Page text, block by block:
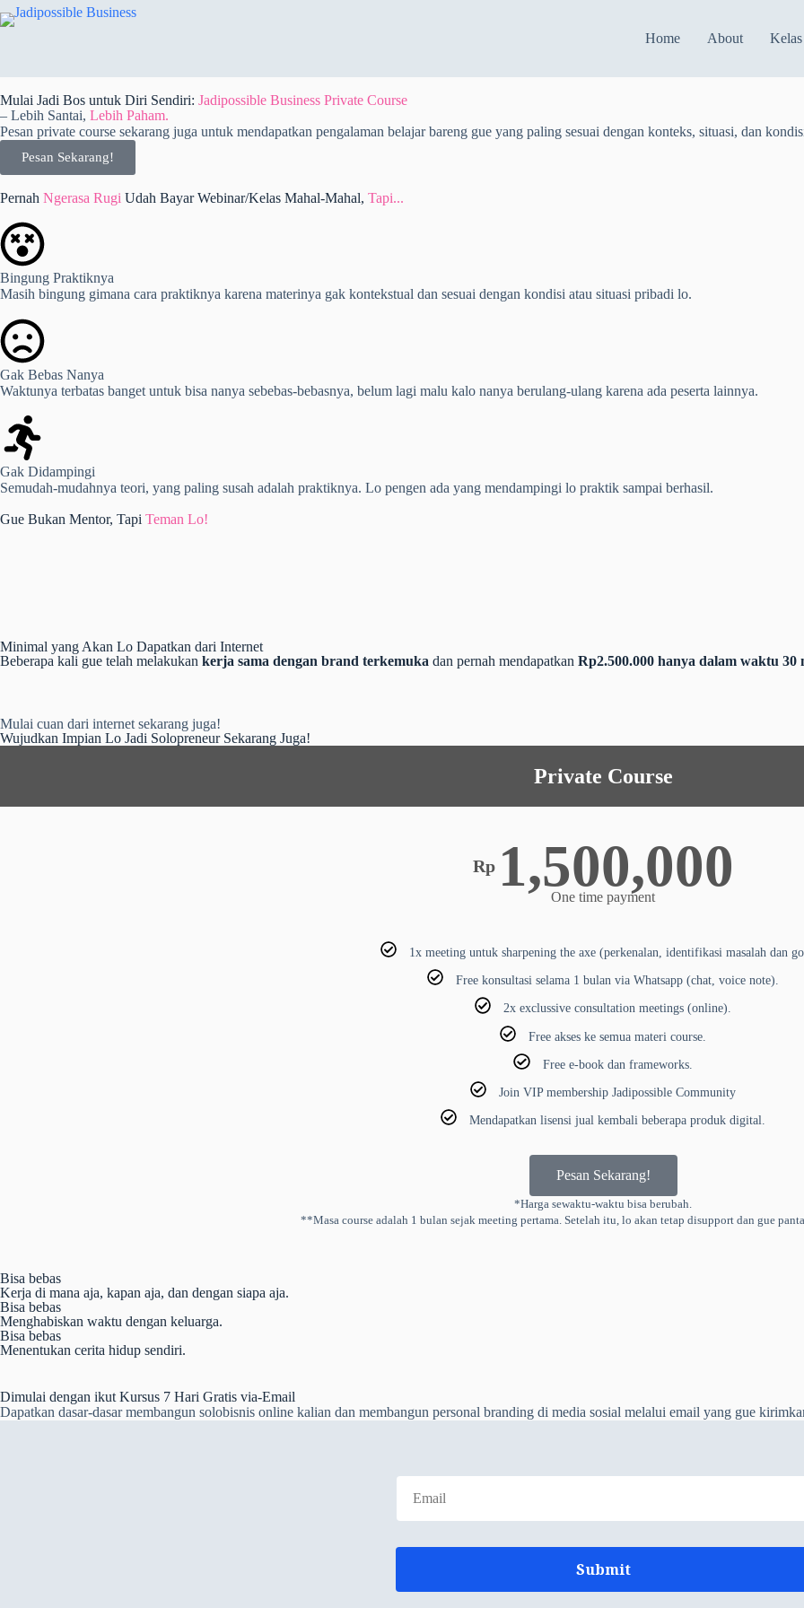
Home About Kelas
Mulai Jadi Bos untuk Diri Sendiri: Jadipossible Business Private Course
– Lebih Santai, Lebih Paham.
Pesan private course sekarang juga untuk mendapatkan pengalaman belajar bareng gue yang paling sesuai dengan konteks, situasi, dan
Pesan Sekarang!
Pernah Ngerasa Rugi Udah Bayar Webinar/Kelas Mahal-Mahal, Tapi...
Bingung Praktiknya
Masih bingung gimana cara praktiknya karena materinya gak kontekstual dan sesuai dengan kondisi atau situasi pribadi lo.
Gak Bebas Nanya
Waktunya terbatas banget untuk bisa nanya sebebas-bebasnya, belum lagi malu kalo nanya berulang-ulang karena ada peserta lainnya.
Gak Didampingi
Semudah-mudahnya teori, yang paling susah adalah praktiknya. Lo pengen ada yang mendampingi lo praktik sampai berhasil.
Gue Bukan Mentor, Tapi Teman Lo!
Minimal yang Akan Lo Dapatkan dari Internet
Beberapa kali gue telah melakukan kerja sama dengan brand terkemuka dan pernah mendapatkan Rp2.500.000 hanya dalam waktu
Mulai cuan dari internet sekarang juga!
Wujudkan Impian Lo Jadi Solopreneur Sekarang Juga!
Private Course
Rp 1,500,000
One time payment
1x meeting untuk sharpening the axe (perkenalan, identifikasi masalah dan
Free konsultasi selama 1 bulan via Whatsapp (chat, voice note).
2x exclussive consultation meetings (online).
Free akses ke semua materi course.
Free e-book dan frameworks.
Join VIP membership Jadipossible Community
Mendapatkan lisensi jual kembali beberapa produk digital.
Pesan Sekarang!
*Harga sewaktu-waktu bisa berubah.
**Masa course adalah 1 bulan sejak meeting pertama. Setelah itu, lo akan tetap disupport dan gue
Bisa bebas
Kerja di mana aja, kapan aja, dan dengan siapa aja.
Bisa bebas
Menghabiskan waktu dengan keluarga.
Bisa bebas
Menentukan cerita hidup sendiri.
Dimulai dengan ikut Kursus 7 Hari Gratis via-Email
Dapatkan dasar-dasar membangun solobisnis online kalian dan membangun personal branding di media sosial melalui email yang gue
Submit